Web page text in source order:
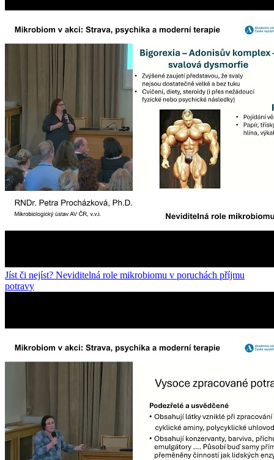
Jíst či nejíst? Neviditelná role mikrobiomu v poruchách příjmu
potravy